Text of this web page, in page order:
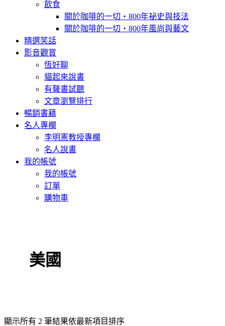
飲食
關於咖啡的一切‧800年祕史與技法
關於咖啡的一切‧800年風尚與藝文
精選笑話
影音觀賞
恆好聊
貓起來說書
有聲書試聽
文章瀏覽排行
暢銷書籍
名人專欄
李明憲教授專欄
名人說書
我的帳號
我的帳號
訂單
購物車
美國
顯示所有 2 筆結果依最新項目排序